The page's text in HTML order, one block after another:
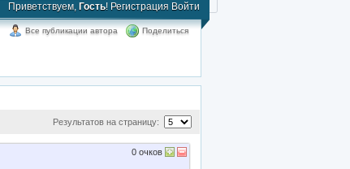
Приветствуем, Гость! Регистрация Войти
Все публикации автора Поделиться
Результатов на страницу:
0очков